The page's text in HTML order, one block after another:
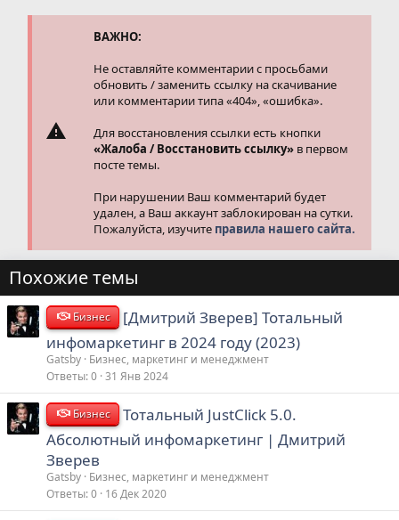
ВАЖНО:
Не оставляйте комментарии с просьбами
обновить / заменить ссылку на скачивание
или комментарии типа «404», «ошибка».
Для восстановления ссылки есть кнопки
«Жалоба / Восстановить ссылку» в первом
посте темы.
При нарушении Ваш комментарий будет
удален, а Ваш аккаунт заблокирован на сутки.
Пожалуйста, изучите правила нашего сайта.
Похожие темы
Бизнес
[Дмитрий Зверев] Тотальный
инфомаркетинг в 2024 году (2023)
Gatsby Бизнес, маркетинг и менеджмент
Ответы 0 31 Янв 2024
Бизнес
Тотальный JustClick 5.0.
Абсолютный инфомаркетинг | Дмитрий
Зверев
Gatsby Бизнес, маркетинг и менеджмент
Ответы 0 16 Дек 2020